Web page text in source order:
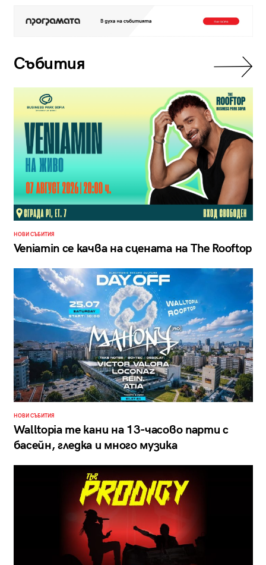
Събития
НОВИ СЪБИТИЯ
Veniamin се качва на сцената на The Rooftop
НОВИ СЪБИТИЯ
Walltopia те кани на 13-часово парти с
басейн, гледка и много музика